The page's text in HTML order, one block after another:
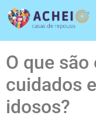
O que
cuidados
idosos?